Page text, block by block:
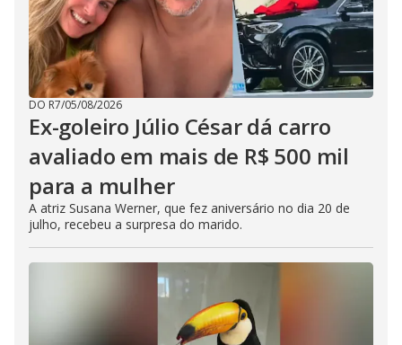
DO R7/05/08/2026
Ex-goleiro Júlio César dá carro
avaliado em mais de R$ 500 mil
para a mulher
A atriz Susana Werner, que fez aniversário no dia 20 de
julho, recebeu a surpresa do marido.